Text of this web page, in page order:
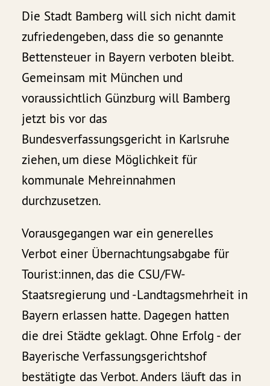
Die Stadt Bamberg will sich nicht damit
zufriedengeben, dass die so genannte
Bettensteuer in Bayern verboten bleibt.
Gemeinsam mit München und
voraussichtlich Günzburg will Bamberg
jetzt bis vor das
Bundesverfassungsgericht in Karlsruhe
ziehen, um diese Möglichkeit für
kommunale Mehreinnahmen
durchzusetzen.
Vorausgegangen war ein generelles
Verbot einer Übernachtungsabgabe für
Tourist:innen, das die CSU/FW-
Staatsregierung und -Landtagsmehrheit in
Bayern erlassen hatte. Dagegen hatten
die drei Städte geklagt. Ohne Erfolg - der
Bayerische Verfassungsgerichtshof
bestätigte das Verbot. Anders läuft das in